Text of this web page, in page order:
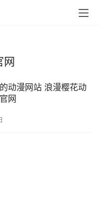
网
动漫网站 浪漫樱花动
网